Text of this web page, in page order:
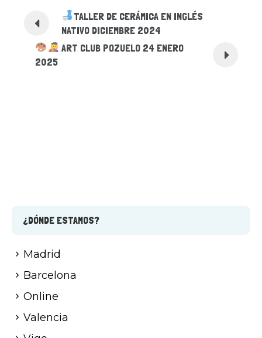
TALLER DE CERÁMICA EN INGLÉS
NATIVO DICIEMBRE 2024
ART CLUB POZUELO 24 ENERO
2025
¿DÓNDE ESTAMOS?
Madrid
Barcelona
Online
Valencia